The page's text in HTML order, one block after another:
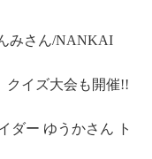
みさん/NANKAI
イズ大会も開催!!
ダー ゆうかさん ト